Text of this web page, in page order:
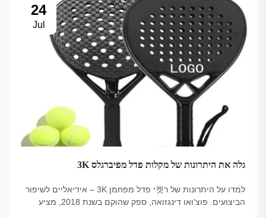
24
Jul
גלה את היתרונות של מקלות פדל מפיברגלס 3K
למדו על היתרונות של ר켓י פדל מפחמן 3K – אידיאליים לשיפור
הביצועים. פוצ'ואו דינגזואה, ספק שהוקם בשנת 2018, מציע